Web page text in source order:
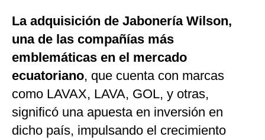
La adquisición de Jabonería Wilson,
una de las compañías más
emblemáticas en el mercado
ecuatoriano, que cuenta con marcas
como LAVAX, LAVA, GOL, y otras,
significó una apuesta en inversión en
dicho país, impulsando el crecimiento